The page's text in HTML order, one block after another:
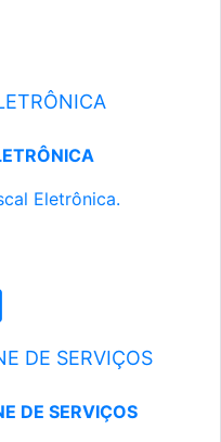
Eletrônica.
DE SERVIÇOS
DE SERVIÇOS